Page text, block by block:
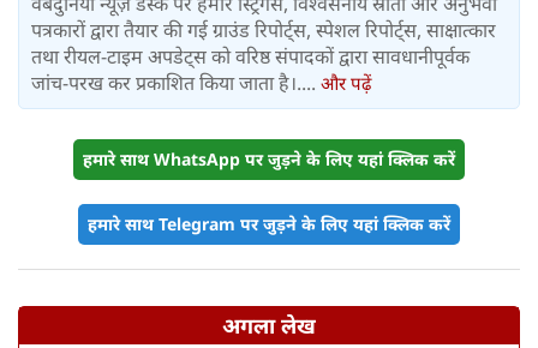
पत्रकारों द्वारा तैयार की गई ग्राउंड रिपोर्ट्स, स्पेशल रिपोर्ट्स, साक्षात्कार
तथा रीयल-टाइम अपडेट्स को वरिष्ठ संपादकों द्वारा सावधानीपूर्वक
जांच-परख कर प्रकाशित किया जाता है।.... और पढ़ें
हमारे साथ WhatsApp पर जुड़ने के लिए यहां क्लिक करें
हमारे साथ Telegram पर जुड़ने के लिए यहां क्लिक करें
अगला लेख